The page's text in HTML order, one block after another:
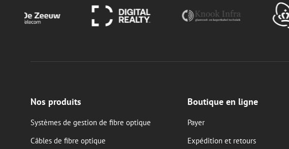
Nos produits
Systèmes de gestion de fibre optique
Câbles de fibre optique
Boutique en ligne
Payer
Expédition et retours